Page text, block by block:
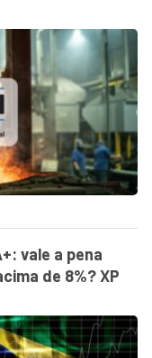
vale a pena
de 8%? XP